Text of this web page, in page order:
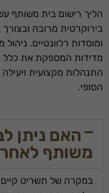
הליך רישום בית משותף
בירוקרטית מרובה ובצורך
ומוסדות רלוונטיים.
מדידות המספקת את כלל
התנהלות מקצועית
הסופי.
האם ניתן
משותף לאחר
במקרה של תשריט קיים